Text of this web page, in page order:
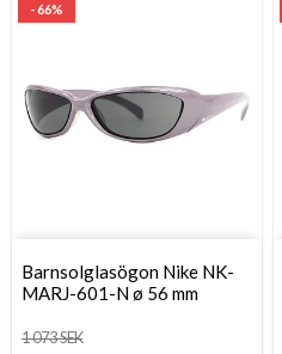
- 66%
Barnsolglasögon Nike NK-
MARJ-601-N ø 56 mm
1 073 SEK